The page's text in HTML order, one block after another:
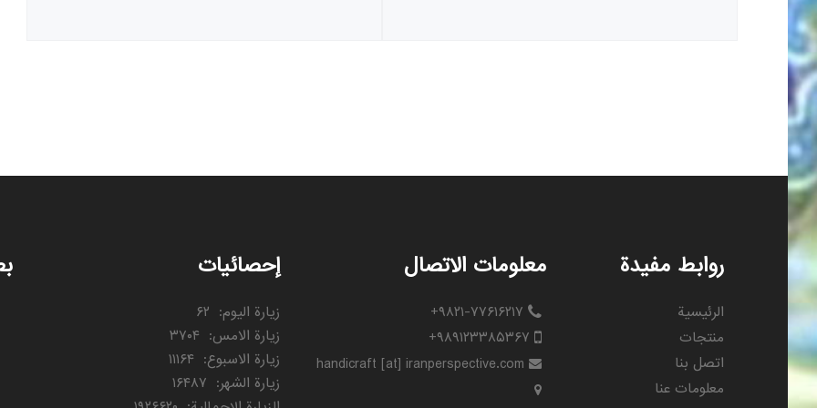
إحصائيات
زيارة اليوم: ۶۲
زيارة الامس: ۳۷۰۴
زيارة الاسبوع: ۱۱۱۶۴
زيارة الشهر: ۱۶۴۸۷
معلومات الاتصال
+۹۸۲۱-۷۷۶۱۶۲۱۷
+۹۸۹۱۲۳۳۸۵۳۶۷
handicraft [at] iranperspective.com
روابط مفيدة
الرئيسية
منتجات
اتصل بنا
معلومات عنا